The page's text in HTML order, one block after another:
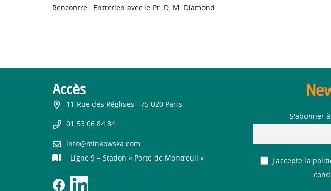
Rencontre : Entretien avec le Pr. D. M. Diamond
Accès
11 Rue des Réglises - 75 020 Paris
01 53 06 84 84
info@minkowska.com
Ligne 9 – Station « Porte de Montreuil »
S'abonner
J'accepte la